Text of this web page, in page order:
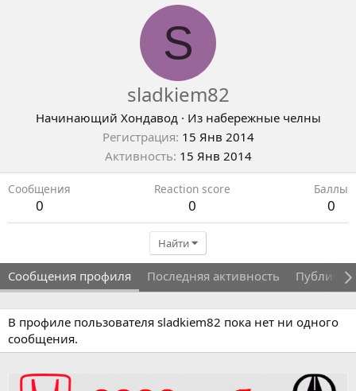
S
sladkiem82
Начинающий Хондавод · Из набережные челны
Регистрация 15 Янв 2014
Активность 15 Янв 2014
Сообщения
0
Reaction score
0
Баллы
0
Найти
Сообщения профиля Последняя активность
В профиле пользователя sladkiem82 пока нет ни одного
сообщения.